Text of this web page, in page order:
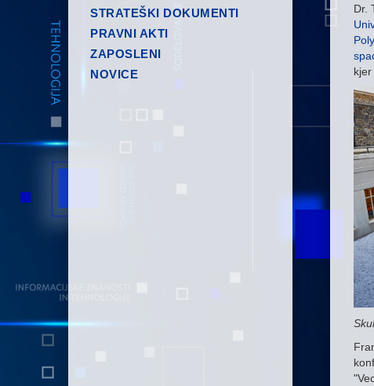
STRATEŠKI DOKUMENTI
PRAVNI AKTI
ZAPOSLENI
NOVICE
Dr.